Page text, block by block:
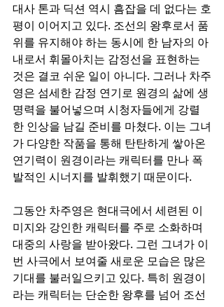
대사 톤과 딕션 역시 흠잡을 데 없다는 호
평이 이어지고 있다. 조선의 왕후로서 품
위를 유지해야 하는 동시에 한 남자의 아
내로서 휘몰아치는 감정선을 표현하는
것은 결코 쉬운 일이 아니다. 그러나 차주
영은 섬세한 감정 연기로 원경의 삶에 생
명력을 불어넣으며 시청자들에게 강렬
한 인상을 남길 준비를 마쳤다. 이는 그녀
가 다양한 작품을 통해 탄탄하게 쌓아온
연기력이 원경이라는 캐릭터를 만나 폭
발적인 시너지를 발휘했기 때문이다.
그동안 차주영은 현대극에서 세련된 이
미지와 강인한 캐릭터를 주로 소화하며
대중의 사랑을 받아왔다. 그런 그녀가 이
번 사극에서 보여줄 새로운 모습은 많은
기대를 불러일으키고 있다. 특히 원경이
라는 캐릭터는 단순한 왕후를 넘어 조선